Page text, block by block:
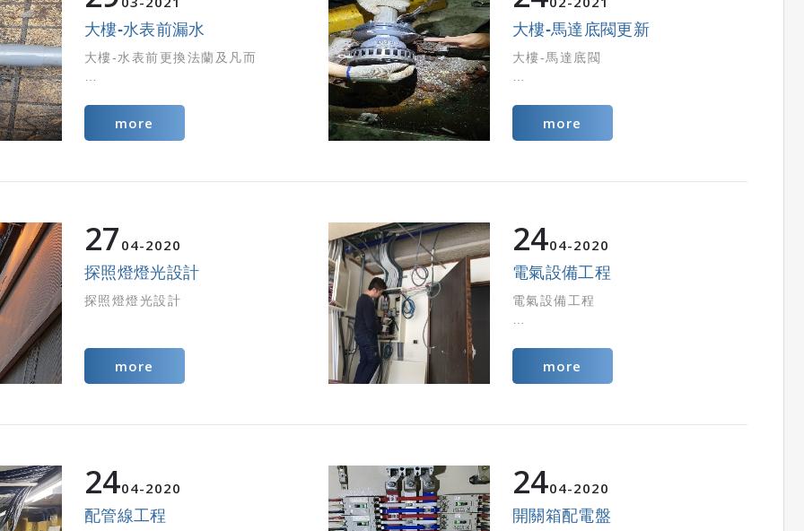
大樓-水表前漏水
大樓-水表前更換法蘭及凡而
more
大樓-馬達底閥更新
大樓-馬達底閥
more
27 04 2020
探照燈燈光設計
探照燈燈光設計
more
2404 2020
電氣設備工程
電氣設備工程
more
2404 2020
配管線工程
2404 2020
開關箱配電盤